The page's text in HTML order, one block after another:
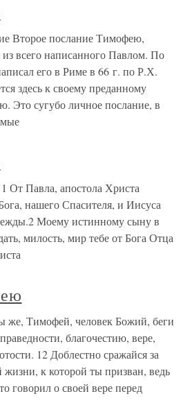
Второе послание Тимофею,
всего написанного Павлом. По
его в Риме в 66 г. по Р.Х.
здесь к своему преданному
Это сугубо личное послание, в
От Павла, апостола Христа
нашего Спасителя, и Иисуса
Моему истинному сыну в
милость, мир тебе от Бога Отца
же, Тимофей, человек Божий, беги
благочестию, вере,
12 Доблестно сражайся за
жизни, к которой ты призван, ведь
говорил о своей вере перед